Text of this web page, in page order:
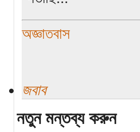
অজ্ঞাতবাস
জবাব
নতুন মন্তব্য করুন